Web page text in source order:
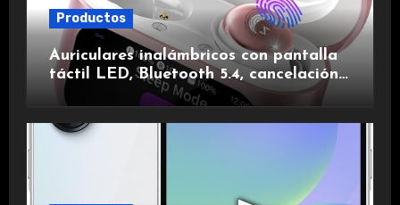
Productos
Auriculares inalámbricos con pantalla
táctil LED, Bluetooth 5.4, cancelación
de ruido, impermeables y de larga